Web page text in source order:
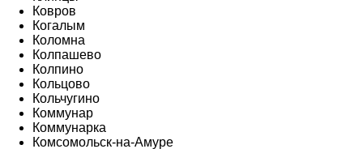
Ковров
Когалым
Коломна
Колпашево
Колпино
Кольцово
Кольчугино
Коммунар
Коммунарка
Комсомольск-на-Амуре